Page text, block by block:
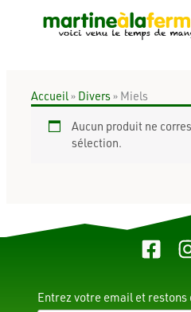
Accueil » Divers» Miels
Aucun produit ne
sélection.
Entrez votre email et restons